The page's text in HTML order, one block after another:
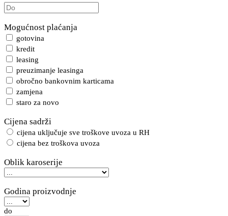
Mogućnost plaćanja
gotovina
kredit
leasing
preuzimanje leasinga
obročno bankovnim karticama
zamjena
staro za novo
Cijena sadrži
cijena uključuje sve troškove uvoza u RH
cijena bez troškova uvoza
Oblik karoserije
Godina proizvodnje
do